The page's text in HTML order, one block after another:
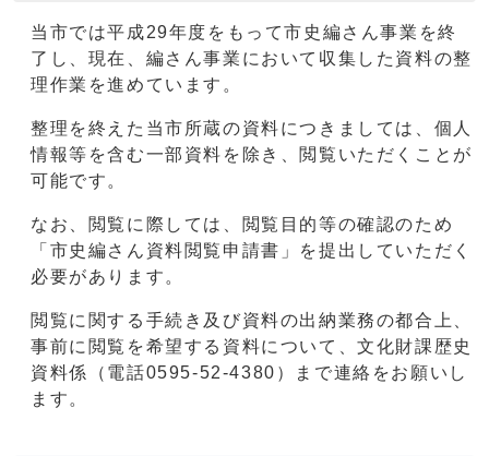
当市では平成29年度をもって市史編さん事業を終
了し、現在、編さん事業において収集した資料の整
理作業を進めています。
整理を終えた当市所蔵の資料につきましては、個人
情報等を含む一部資料を除き、閲覧いただくことが
可能です。
なお、閲覧に際しては、閲覧目的等の確認のため
「市史編さん資料閲覧申請書」を提出していただく
必要があります。
閲覧に関する手続き及び資料の出納業務の都合上、
事前に閲覧を希望する資料について、文化財課歴史
資料係（電話0595‐52‐4380）まで連絡をお願いし
ます。